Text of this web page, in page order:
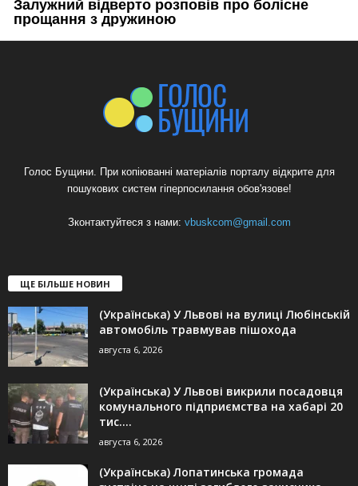
Голос Бущини. При копіюванні матеріалів порталу відкрите для
пошукових систем гіперпосилання обов'язове!
Зконтактуйтеся з нами: vbuskcom@gmail.com
ЩЕ БІЛЬШЕ НОВИН
(Українська) У Львові на вулиці Любінській
автомобіль травмував пішохода
августа 6, 2026
(Українська) У Львові викрили посадовця
комунального підприємства на хабарі 20
тис....
августа 6, 2026
(Українська) Лопатинська громада